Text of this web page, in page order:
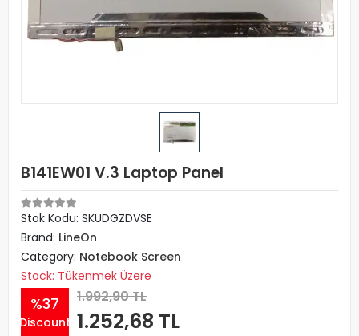
B141EW01 V.3 Laptop Panel
Stok Kodu: SKUDGZDVSE
Brand: LineOn
Category: Notebook Screen
Stock: Tükenmek Üzere
%37
Discount
1.992,90 TL
1.252,68 TL